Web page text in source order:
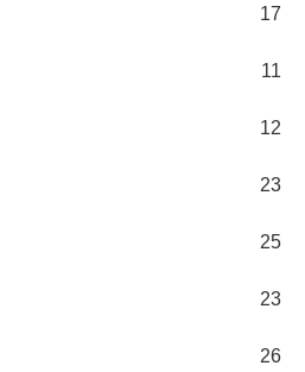
17
11
12
23
25
23
26